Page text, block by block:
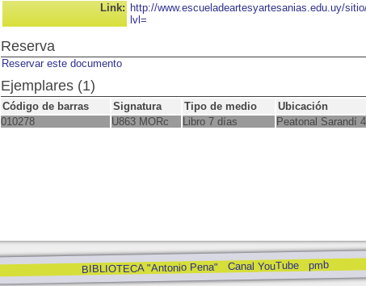
Link: http://www.escueladeartesyartesanias.edu.uy/
lvl=
Reserva
Reservar este documento
Ejemplares (1)
Código de barras Signatura Tipo de medio Ubicación
010278
U863 MORc Libro 7 días Peatonal Sarandí
BIBLIOTECA "Antonio Pena" Canal YouTube pmb